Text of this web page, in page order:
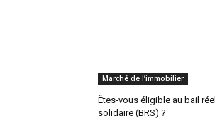
Marché de l’immobilier
Êtes-vous éligible au bail réel
solidaire (BRS) ?